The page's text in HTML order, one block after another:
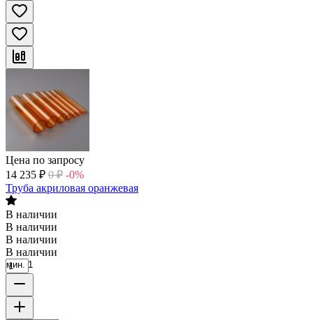
Цена по запросу
14 235 ₽ 0 ₽ -0%
Труба акриловая оранжевая
В наличии
В наличии
В наличии
В наличии
мин. 1